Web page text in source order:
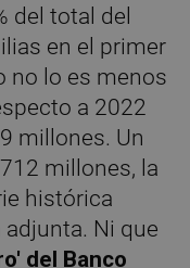
del total del
en el primer
no lo es menos
a 2022
millones. Un
millones, la
histórica
Ni que
del Banco